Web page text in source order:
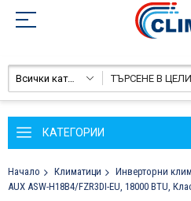
Всички категории
КАТЕГОРИИ
Начало Климатици Инверторни
AUX ASW-H18B4/FZR3DI-EU, 18000 BTU,